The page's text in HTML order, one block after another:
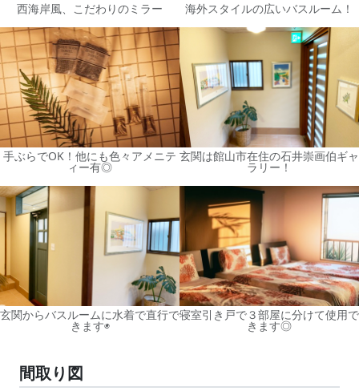
西海岸風、こだわりのミラー 海外スタイルの広いバスルーム！
手ぶらでOK！他にも色々アメニテ
ィー有◎
玄関は館山市在住の石井崇画伯ギャ
ラリー！
玄関からバスルームに水着で直行で
きます◉
寝室引き戸で３部屋に分けて使用で
きます◎
間取り図